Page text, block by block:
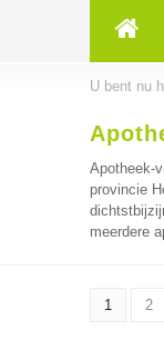
U bent nu
Apotheek-
provincie
meerdere
1 2